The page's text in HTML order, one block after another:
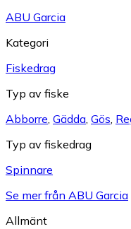
ABU Garcia
Kategori
Fiskedrag
Typ av fiske
Abborre, Gädda, Gös,
Typ av fiskedrag
Spinnare
Se mer från ABU Garcia
Allmänt